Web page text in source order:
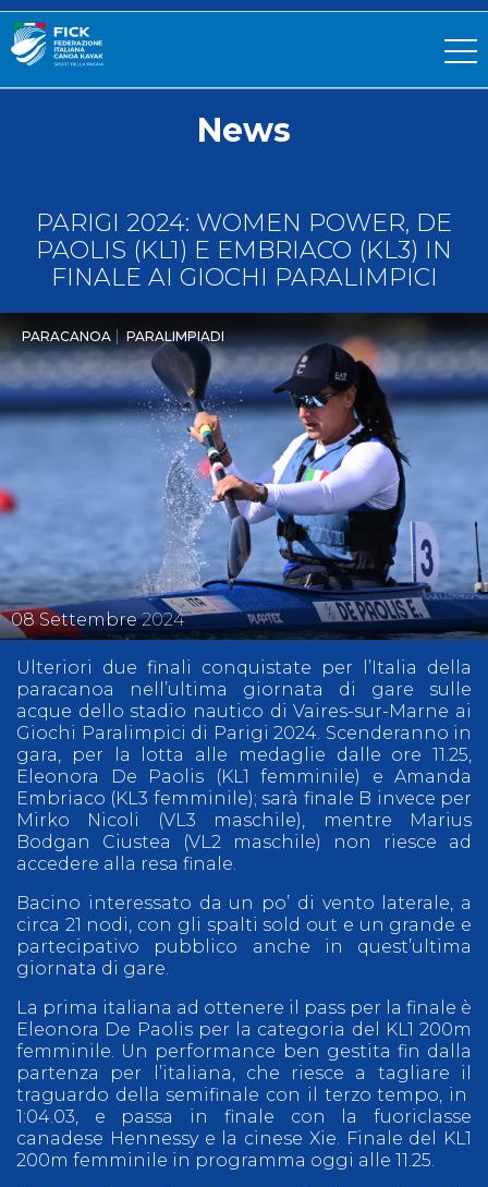
News
PARIGI 2024: WOMEN POWER, DE
PAOLIS (KL1) E EMBRIACO (KL3) IN
FINALE AI GIOCHI PARALIMPICI
08 Settembre2024
PARACANOA PARALIMPIADI
Ulteriori due finali conquistate per l’Italia della
paracanoa nell’ultima giornata di gare sulle
acque dello stadio nautico di Vaires-sur-Marne ai
Giochi Paralimpici di Parigi 2024. Scenderanno in
gara, per la lotta alle medaglie dalle ore 11.25,
Eleonora De Paolis (KL1 femminile) e Amanda
Embriaco (KL3 femminile); sarà finale B invece per
Mirko Nicoli (VL3 maschile), mentre Marius
Bodgan Ciustea (VL2 maschile) non riesce ad
accedere alla resa finale.
Bacino interessato da un po’ di vento laterale, a
circa 21 nodi, con gli spalti sold out e un grande e
partecipativo pubblico anche in quest’ultima
giornata di gare.
La prima italiana ad ottenere il pass per la finale è
Eleonora De Paolis per la categoria del KL1 200m
femminile. Un performance ben gestita fin dalla
partenza per l’italiana, che riesce a tagliare il
traguardo della semifinale con il terzo tempo, in
1:04.03, e passa in finale con la fuoriclasse
canadese Hennessy e la cinese Xie. Finale del KL1
200m femminile in programma oggi alle 11.25.